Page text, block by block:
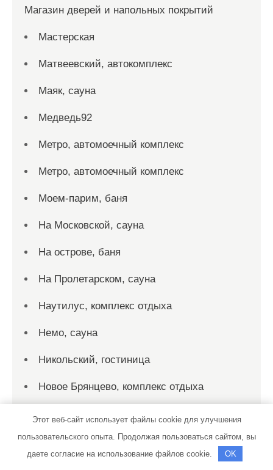
Магазин дверей и напольных покрытий
Мастерская
Матвеевский, автокомплекс
Маяк, сауна
Медведь92
Метро, автомоечный комплекс
Метро, автомоечный комплекс
Моем-парим, баня
На Московской, сауна
На острове, баня
На Пролетарском, сауна
Наутилус, комплекс отдыха
Немо, сауна
Никольский, гостиница
Новое Брянцево, комплекс отдыха
ОмскСкан, официальный дилер
DongFeng, Sitrak, Scania
ОмскСкан, официальный дилер
Этот веб-сайт использует файлы cookie для улучшения
пользовательского опыта. Продолжая пользоваться сайтом, вы
даете согласие на использование файлов cookie.
OK